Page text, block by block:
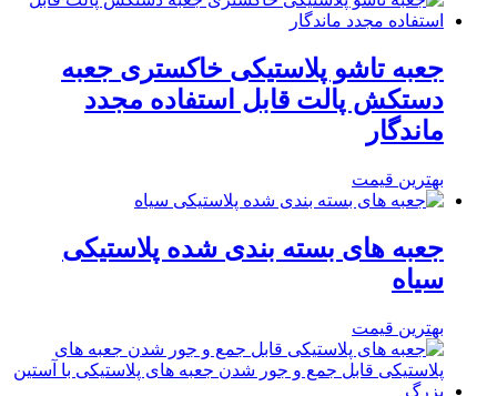
جعبه تاشو پلاستیکی خاکستری جعبه
دستکش پالت قابل استفاده مجدد
ماندگار
بهترین قیمت
جعبه های بسته بندی شده پلاستیکی
سیاه
بهترین قیمت